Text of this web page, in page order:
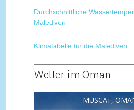
Durchschnittliche
Malediven
Klimatabelle für die Malediven
Wetter im Oman
MUSCAT,